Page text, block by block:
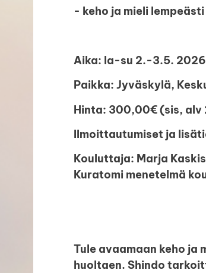
- keho ja mieli
Aika: la-su 2.-3.5. 2026
Paikka: Jyväskylä,
Hinta: 300,00€ (sis, alv
Ilmoittautumiset ja
Kouluttaja: Marja
Kuratomi menetelmä
Tule avaamaan keho ja
huoltaen. Shindo